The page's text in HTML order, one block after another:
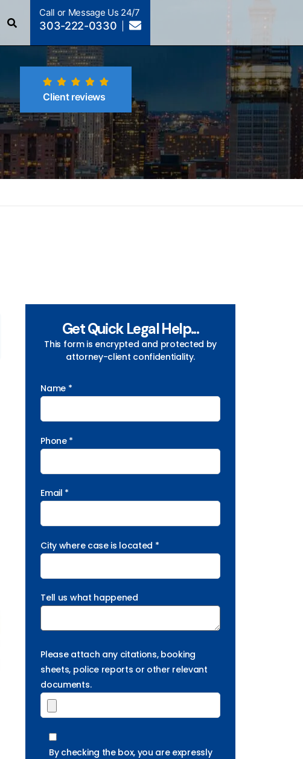
Call or Message Us 24/7
303-222-0330
Client reviews
Get Quick Legal Help...
This form is encrypted and protected by
attorney-client confidentiality.
Name *
Phone *
Email *
City where case is located *
Tell us what happened
Please attach any citations, booking
sheets, police reports or other relevant
documents.
By checking the box, you are expressly